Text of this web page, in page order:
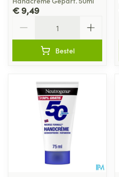
€ 9,49
Bestel